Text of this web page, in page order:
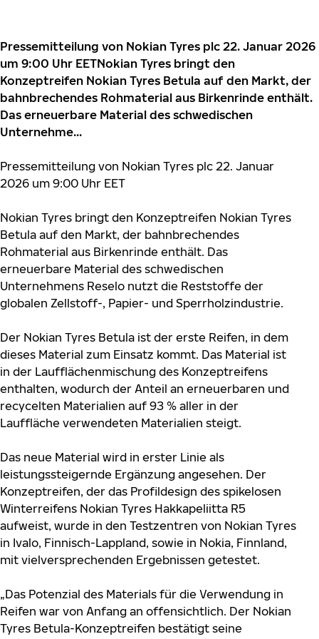
Pressemitteilung von Nokian Tyres plc 22. Januar 2026
um 9:00 Uhr EETNokian Tyres bringt den
Konzeptreifen Nokian Tyres Betula auf den Markt, der
bahnbrechendes Rohmaterial aus Birkenrinde enthält.
Das erneuerbare Material des schwedischen
Unternehme...
Pressemitteilung von Nokian Tyres plc 22. Januar
2026 um 9:00 Uhr EET
Nokian Tyres bringt den Konzeptreifen Nokian Tyres
Betula auf den Markt, der bahnbrechendes
Rohmaterial aus Birkenrinde enthält. Das
erneuerbare Material des schwedischen
Unternehmens Reselo nutzt die Reststoffe der
globalen Zellstoff-, Papier- und Sperrholzindustrie.
Der Nokian Tyres Betula ist der erste Reifen, in dem
dieses Material zum Einsatz kommt. Das Material ist
in der Laufflächenmischung des Konzeptreifens
enthalten, wodurch der Anteil an erneuerbaren und
recycelten Materialien auf 93 % aller in der
Lauffläche verwendeten Materialien steigt.
Das neue Material wird in erster Linie als
leistungssteigernde Ergänzung angesehen. Der
Konzeptreifen, der das Profildesign des spikelosen
Winterreifens Nokian Tyres Hakkapeliitta R5
aufweist, wurde in den Testzentren von Nokian Tyres
in Ivalo, Finnisch-Lappland, sowie in Nokia, Finnland,
mit vielversprechenden Ergebnissen getestet.
„Das Potenzial des Materials für die Verwendung in
Reifen war von Anfang an offensichtlich. Der Nokian
Tyres Betula-Konzeptreifen bestätigt seine